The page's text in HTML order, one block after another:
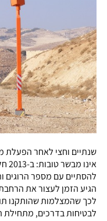
שנתיים וחצי לאחר הפעלת
להסתיים עם מספר הרוגים
הגיע הזמן לעצור את
לכך שהמצלמות שהותקנו
לבטיחות בדרכים, מתחילת